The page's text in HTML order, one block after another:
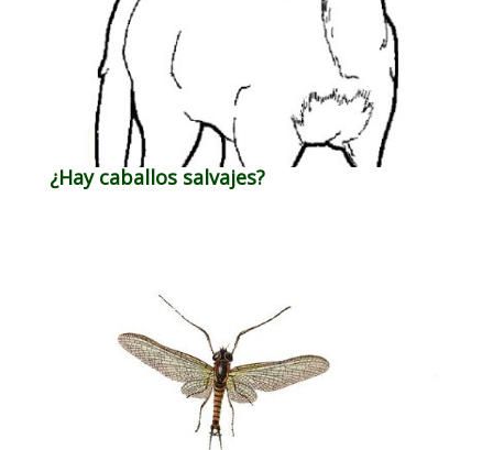
¿Hay caballos salvajes?